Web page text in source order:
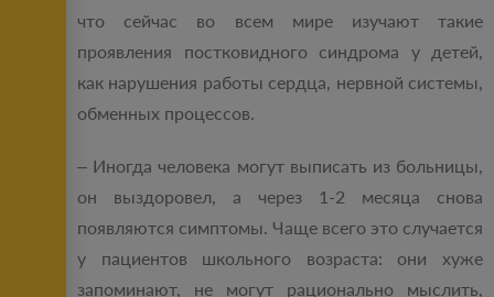
что сейчас во всем мире изучают такие
проявления постковидного синдрома у детей,
как нарушения работы сердца, нервной системы,
обменных процессов.
– Иногда человека могут выписать из больницы,
он выздоровел, а через 1-2 месяца снова
появляются симптомы. Чаще всего это случается
у пациентов школьного возраста: они хуже
запоминают, не могут рационально мыслить,